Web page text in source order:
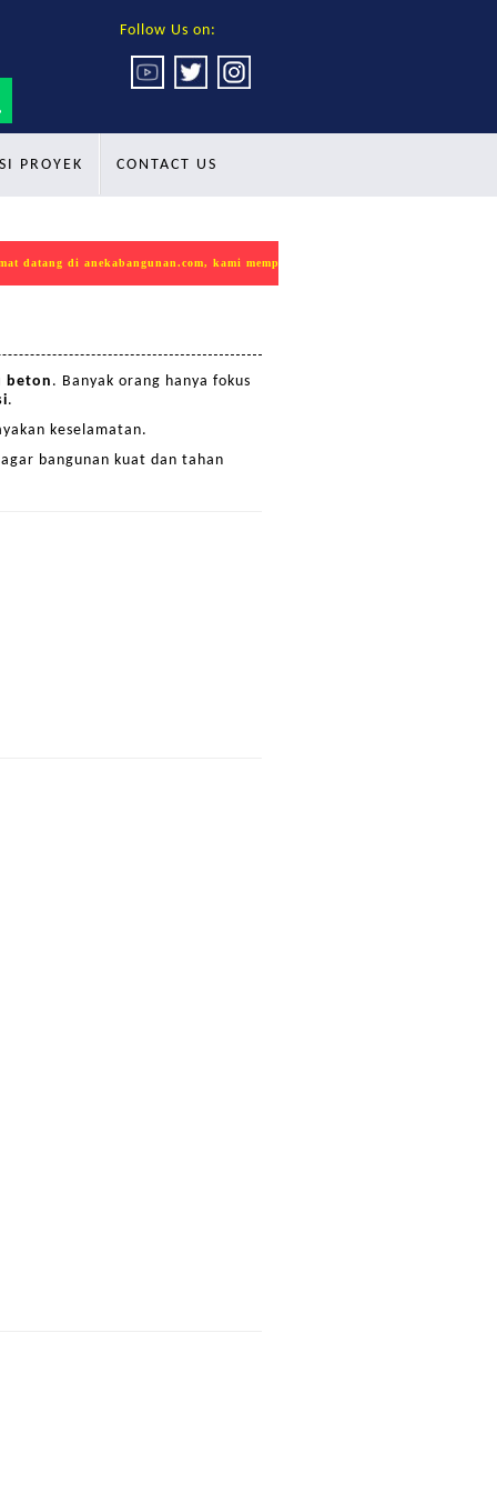
Follow Us on:
PROYEK CONTACT US
di anekabangunan.com, kami mempersembahkan produk INDOKON
beton . Banyak orang hanya fokus
.
keselamatan.
bangunan kuat dan tahan